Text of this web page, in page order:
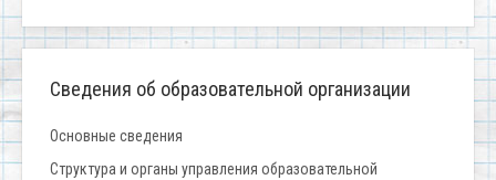
Сведения об образовательной организации
Основные сведения
Структура и органы управления образовательной